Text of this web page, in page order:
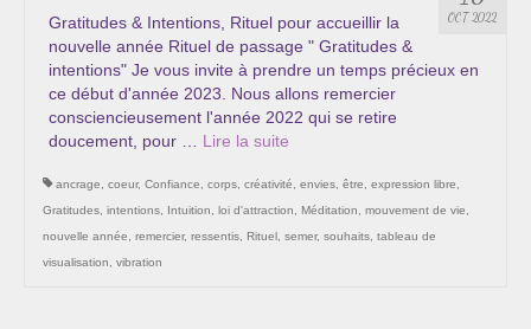
Les Onctions Sacrées -La Magdaléenne –
Nadine-Sarah Penna
Qui suis je ?
Mon cursus d’évolution vers une femme plus
Témoignages
Calendrier
OCT 2022
Gratitudes & Intentions, Rituel pour accueillir la
nouvelle année Rituel de passage " Gratitudes &
intentions" Je vous invite à prendre un temps précieux en
ce début d'année 2023. Nous allons remercier
consciencieusement l'année 2022 qui se retire
doucement, pour … Lire la suite­­
ancrage coeur, Confiance corps créativité envies être expression libre
Gratitudes intentions Intuition loi d'attraction Méditation mouvement de vie
nouvelle année
remercier, ressentis Rituel semer, souhaits tableau de
visualisation
vibration